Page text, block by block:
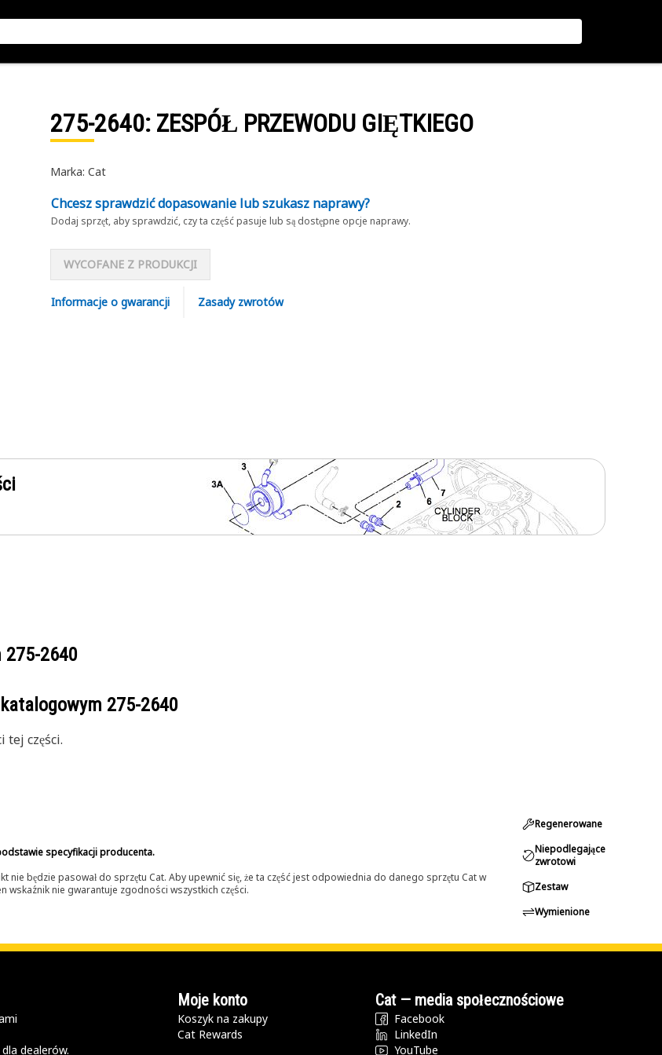
275-2640: ZESPÓŁ PRZEWODU GIĘTKIEGO
Marka: Cat
Chcesz sprawdzić dopasowanie lub szukasz naprawy?
Dodaj sprzęt, aby sprawdzić, czy ta część pasuje lub są dostępne opcje naprawy.
WYCOFANE Z PRODUKCJI
Informacje o gwarancji Zasady zwrotów
275-2640
275-2640
części.
specyfikacji producenta.
będzie pasował do sprzętu Cat. Aby upewnić się, że ta część jest odpowiednia do danego sprzętu Cat w
wskaźnik nie gwarantuje zgodności wszystkich części.
Regenerowane
Niepodlegające
zwrotowi
Zestaw
Wymienione
dealerów.
Moje konto
Koszyk na zakupy
Cat Rewards
Cat — media społecznościowe
Facebook
LinkedIn
YouTube